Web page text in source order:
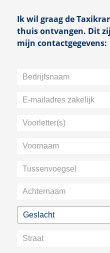
Ik wil graag de
thuis ontvangen. Dit
mijn contactgegevens:
Bedrijfsnaam
E-
zakelijk
Voorletter(s)
Voornaam
Tussenvoegsel
Achternaam
Geslacht
Straat